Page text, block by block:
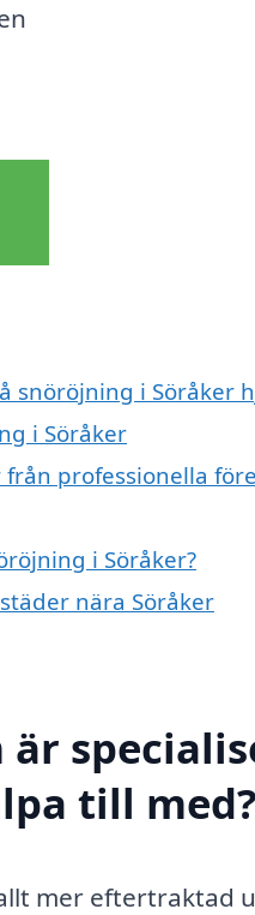
snöröjning i Söråker
i Söråker
professionella
i Söråker?
nära Söråker
till med?
mer eftertraktad